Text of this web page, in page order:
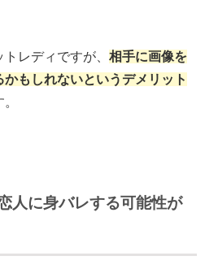
レディですが、 相手に画像を
もしれないというデメリット
人に身バレする可能性が